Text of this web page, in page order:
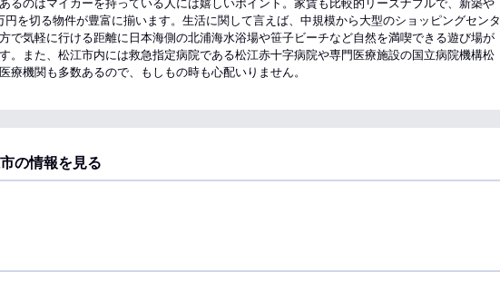
るのはマイカーを持っている人には嬉しいポイント。家賃も比較的リーズナブルで、新築や
円を切る物件が豊富に揃います。生活に関して言えば、中規模から大型のショッピングセンタ
で気軽に行ける距離に日本海側の北浦海水浴場や笹子ビーチなど自然を満喫できる遊び場が
。また、松江市内には救急指定病院である松江赤十字病院や専門医療施設の国立病院機構松
療機関も多数あるので、もしもの時も心配いりません。
の情報を見る